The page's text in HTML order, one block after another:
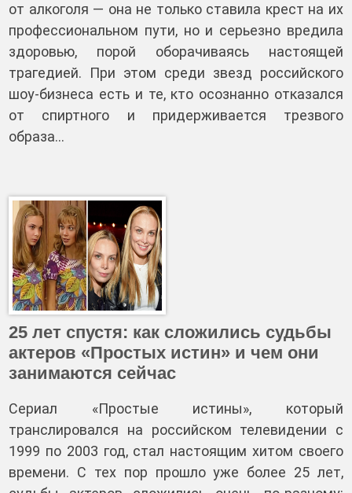
от алкоголя — она не только ставила крест на их
профессиональном пути, но и серьезно вредила
здоровью, порой оборачиваясь настоящей
трагедией. При этом среди звезд российского
шоу-бизнеса есть и те, кто осознанно отказался
от спиртного и придерживается трезвого
образа…
25 лет спустя: как сложились судьбы
актеров «Простых истин» и чем они
занимаются сейчас
Сериал «Простые истины», который
транслировался на российском телевидении с
1999 по 2003 год, стал настоящим хитом своего
времени. С тех пор прошло уже более 25 лет,